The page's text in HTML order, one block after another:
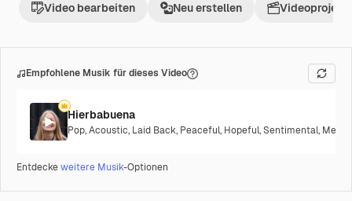
Video bearbeiten Neu erstellen Videoprojekt
Empfohlene Musik für dieses Video
Hierbabuena
Pop,Acoustic, Laid Back, Peaceful, Hopeful,Sentimental,
Entdeckeweitere Musik-Optionen